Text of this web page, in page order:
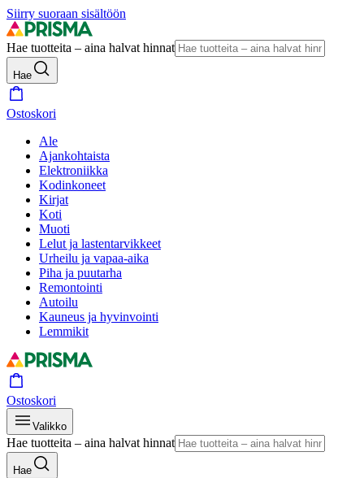
Siirry suoraan sisältöön
Hae tuotteita – aina halvat hinnat
Hae
Ostoskori
Ale
Ajankohtaista
Elektroniikka
Kodinkoneet
Kirjat
Koti
Muoti
Lelut ja lastentarvikkeet
Urheilu ja vapaa-aika
Piha ja puutarha
Remontointi
Autoilu
Kauneus ja hyvinvointi
Lemmikit
Ostoskori
Valikko
Hae tuotteita – aina halvat hinnat
Hae